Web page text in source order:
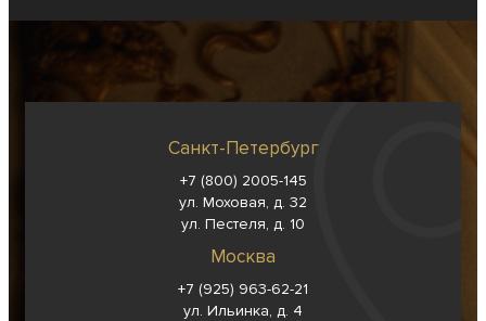
Санкт-Петербург
+7 (800) 2005-145
ул. Моховая, д. 32
ул. Пестеля, д. 10
Москва
+7 (925) 963-62-21
ул. Ильинка, д. 4